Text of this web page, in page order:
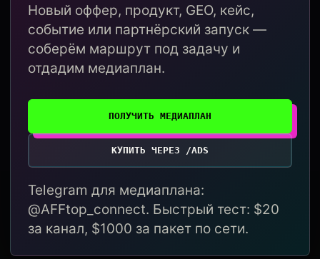
Новый оффер, продукт, GEO, кейс,
событие или партнёрский запуск —
соберём маршрут под задачу и
отдадим медиаплан.
ПОЛУЧИТЬ МЕДИАПЛАН
КУПИТЬ ЧЕРЕЗ /ADS
Telegram для медиаплана:
@AFFtop_connect. Быстрый тест: $20
за канал, $1000 за пакет по сети.